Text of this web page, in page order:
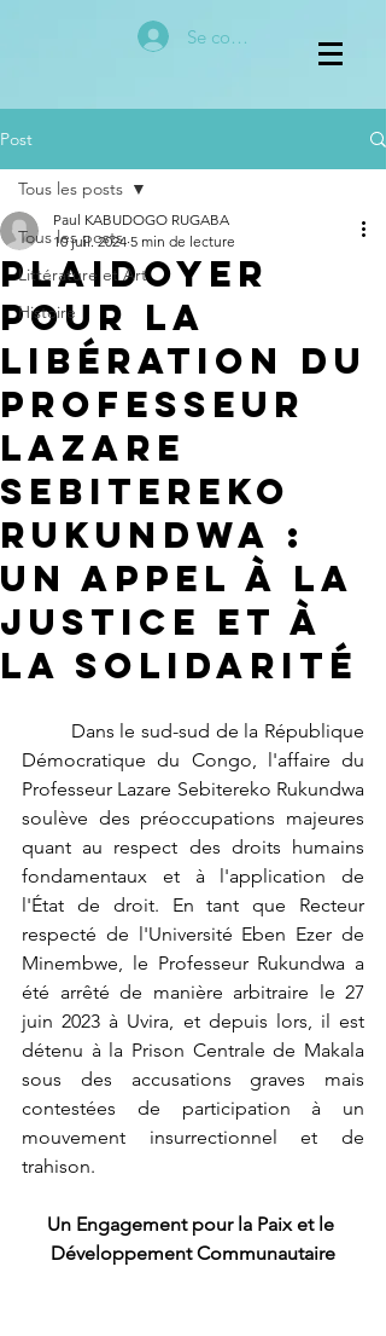
Se connecter
Post
Tous les posts
Littérature et Art
Histoire
Tous les posts
Plaidoyer
pour la
Libération du
Professeur
Lazare
Sebitereko
Rukundwa :
Un Appel à la
Justice et à
la Solidarité
Paul KABUDOGO RUGABA
10 juil. 2024 5 min de lecture
Démocratique du Congo, l'affaire du
Professeur Lazare Sebitereko Rukundwa
soulève des préoccupations majeures
quant au respect des droits humains
fondamentaux et à l'application de
l'État de droit. En tant que Recteur
respecté de l'Université Eben Ezer de
Minembwe, le Professeur Rukundwa a
été arrêté de manière arbitraire le 27
juin 2023 à Uvira, et depuis lors, il est
détenu à la Prison Centrale de Makala
sous des accusations graves mais
contestées de participation à un
mouvement insurrectionnel et de
trahison.
Un Engagement pour la Paix et le
Développement Communautaire